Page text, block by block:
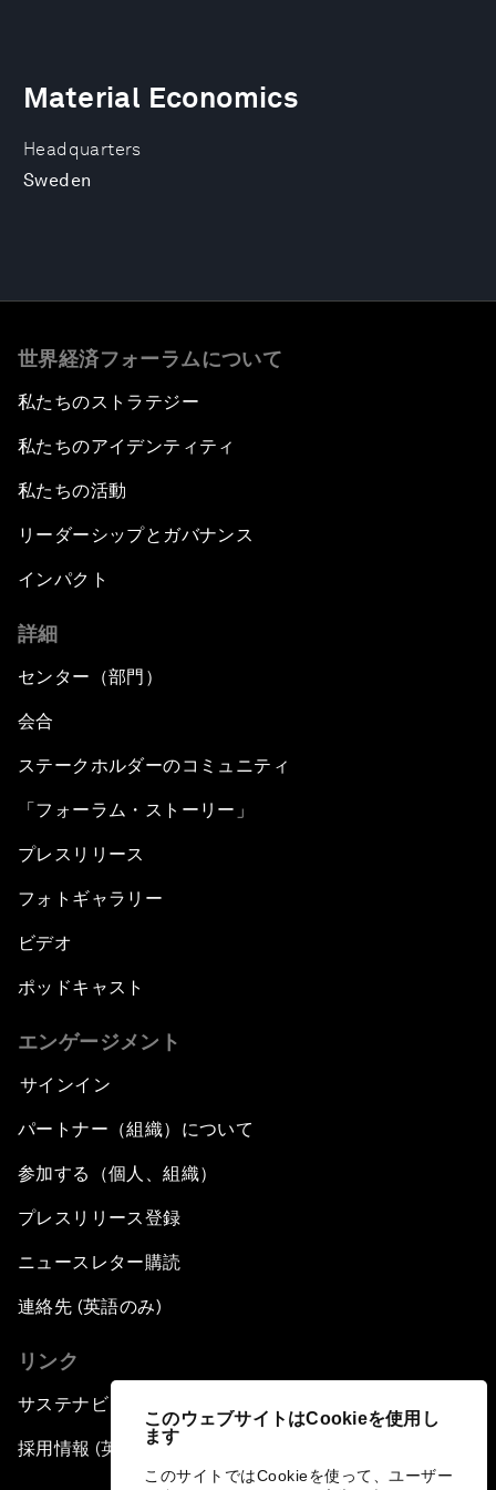
このウェブサイトはCookieを使用し
ます
このサイトではCookieを使って、ユーザー
Headquarters
Sweden
Material Economics
世界経済フォーラムについて
私たちのストラテジー
私たちのアイデンティティ
私たちの活動
リーダーシップとガバナンス
インパクト
詳細
センター（部門）
会合
ステークホルダーのコミュニティ
「フォーラム・ストーリー」
プレスリリース
フォトギャラリー
ビデオ
ポッドキャスト
エンゲージメント
サインイン
パートナー（組織）について
参加する（個人、組織）
プレスリリース登録
ニュースレター購読
連絡先 (英語のみ)
リンク
サステナビリティへの取り組み
採用情報 (英語のみ)